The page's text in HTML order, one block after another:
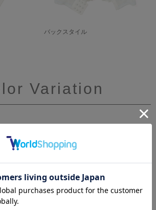
バックスタイル
Variation